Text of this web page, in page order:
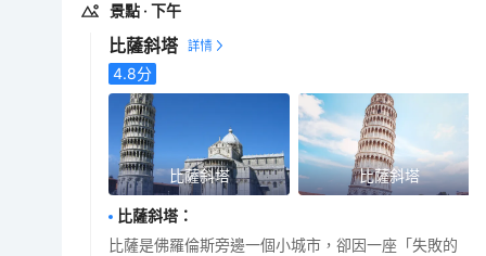
景點 · 下午
比薩斜塔
4.8分
比薩斜塔 比薩斜塔
比薩斜塔 ：
比薩是佛羅倫斯旁邊一個小城市，卻因一座「失敗的